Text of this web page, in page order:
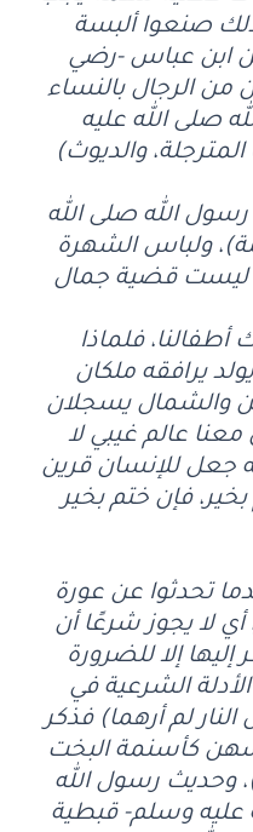
صنعوا ألبسة
عن ابن عباس -رضي
من الرجال بالنساء
صلى الله عليه
والديوث)
الله صلى الله
ولباس الشهرة
ليست قضية جمال
فلماذا
يرافقه ملكان
والشمال يسجلان
عالم غيبي لا
جعل للإنسان قرين
فإن ختم بخير
تحدثوا عن عورة
أي لا يجوز شرعًا أن
إلا للضرورة
الشرعية في
لم أرهما) فذكر
كأسنمة البخت
وحديث رسول الله
عليه وسلم- قبطية